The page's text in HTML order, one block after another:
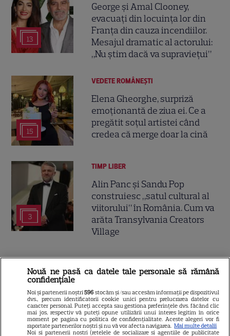
13
George și Amal Clooney,
evacuați din locuința lor din
Franța din cauza incendiilor.
Mesajul dramatic al actorului:
„Nu știm dacă va supraviețui”
15
VEDETE ROMÂNEŞTI
Elena Gheorghe, surpriză
emoționantă de ziua ei. Ce a
pregătit soțul artistei când
credea că merge doar la cină
3
TIMP LIBER
Alin Panc și Sandu Pop
construiesc „satul cultural al
viitorului” în România. Cum va
arăta Transylvania Creators
Village
Nouă ne pasă ca datele tale personale să rămână
confidențiale
Noi și partenerii noștri596 stocăm și/sau accesăm informații pe dispozitivul
dvs., precum identificatorii cookie unici pentru prelucrarea datelor cu
caracter personal. Puteți accepta sau gestiona preferințele dvs. făcând clic
mai jos, respectiv vă puteți opune utilizării unui interes legitim în orice
moment pe pagina cu politica de confidențialitate. Aceste alegeri vor fi
raportate partenerilor noștri și nu vă vor afecta navigarea. Mai multe detalii
Noi si partenerii nostri (retelele de socializare si agentiile de publicitate